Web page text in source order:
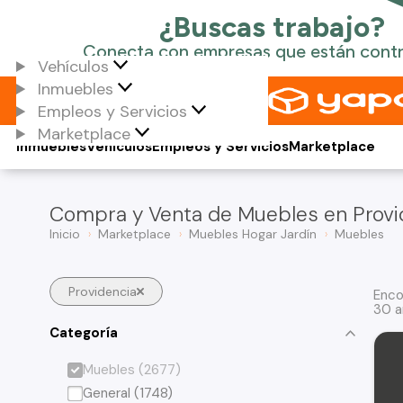
Vehículos
Inmuebles
Empleos y Servicios
Marketplace
Vehículos
Inmuebles Empleos y ServiciosMarketplace
Compra y Venta de Muebles en
Inicio Marketplace Muebles Hogar Jardín Muebles
Providencia
Categoría
Muebles (2677)
General (1748)
30